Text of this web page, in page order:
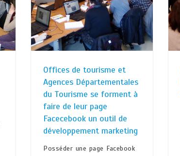
Offices de tourisme et
Agences Départementales
du Tourisme se forment à
faire de leur page
Facecebook un outil de
développement marketing
Posséder une page Facebook